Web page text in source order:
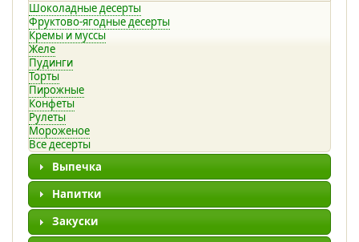
Шоколадные десерты
Фруктово-ягодные десерты
Кремы и муссы
Желе
Пудинги
Торты
Пирожные
Конфеты
Рулеты
Мороженое
Все десерты
Выпечка
Напитки
Закуски